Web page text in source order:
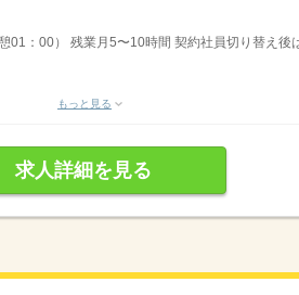
01：00） 残業月5〜10時間 契約社員切り替え後
もっと見る
求人詳細を見る